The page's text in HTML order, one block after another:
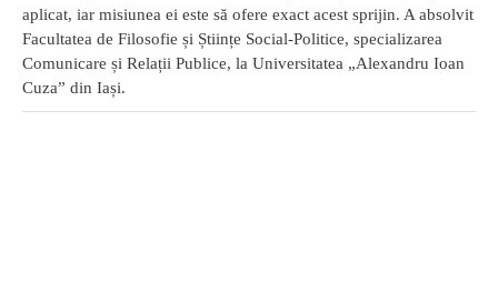
aplicat, iar misiunea ei este să ofere exact acest sprijin. A absolvit
Facultatea de Filosofie și Științe Social-Politice, specializarea
Comunicare și Relații Publice, la Universitatea „Alexandru Ioan
Cuza” din Iași.